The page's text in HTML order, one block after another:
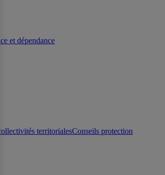
et dépendance
territorialesConseils protection